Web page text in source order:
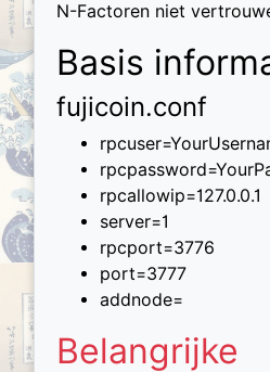
N-Factoren niet
Basis
fujicoin.conf
rpcallowip=127.0.0.1
server=1
rpcport=3776
port=3777
addnode=
Belangrijke